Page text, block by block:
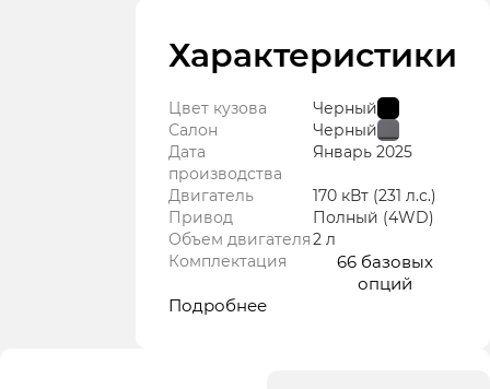
Характеристики
Цвет кузова
Черный
Салон
Черный
Дата
производства
Январь 2025
Двигатель 170 кВт (231 л.с.)
Привод
Полный (4WD)
Объем двигателя2 л
Комплектация
66 базовых
опций
Подробнее